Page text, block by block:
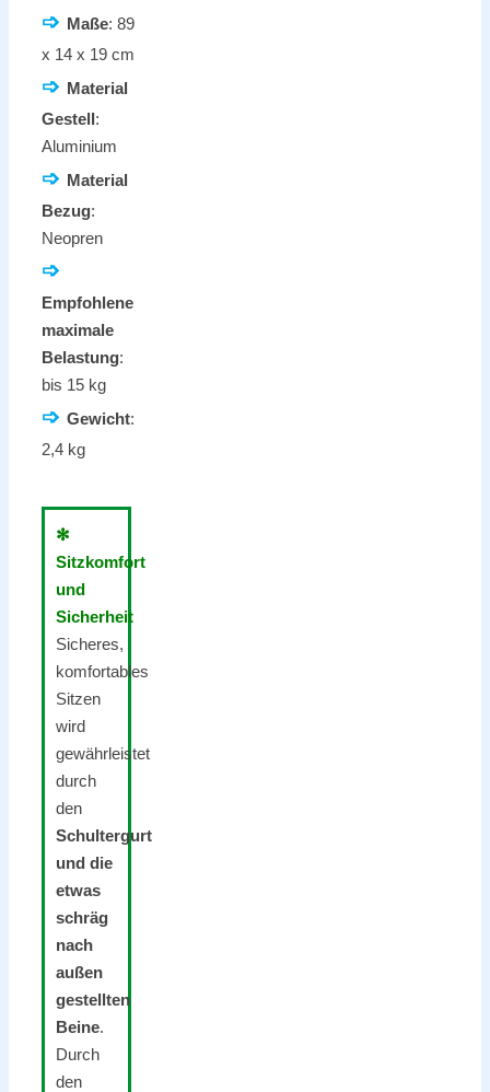
➩ Maße: 89
x 14 x 19 cm
➩ Material
Gestell:
Aluminium
➩ Material
Bezug:
Neopren
➩
Empfohlene
maximale
Belastung:
bis 15 kg
➩ Gewicht:
2,4 kg
✻
Sitzkomfort
und
Sicherheit
Sicheres,
komfortables
Sitzen
wird
gewährleistet
durch
den
Schultergurt
und die
etwas
schräg
nach
außen
gestellten
Beine.
Durch
den